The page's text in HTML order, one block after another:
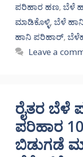
ಪರಿಹಾರ ಹಣ, ಬೆಳೆ
ಮಾಡಿಕೊಳ್ಳಿ, ಬೆಳೆ
ಹಾನಿ ಪರಿಹಾರ್,
Leave a
ರೈತರ ಬೆಳೆ
ಪರಿಹಾರ
ಬಿಡುಗಡೆ